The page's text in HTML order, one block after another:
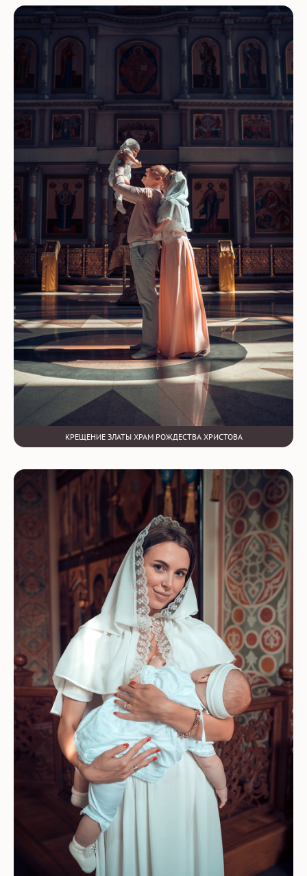
КРЕЩЕНИЕ ЗЛАТЫ ХРАМ РОЖДЕСТВА ХРИСТОВА